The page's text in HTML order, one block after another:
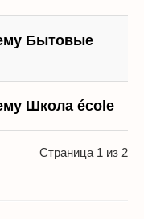
Бытовые
Школа école
Страница 1 из 2